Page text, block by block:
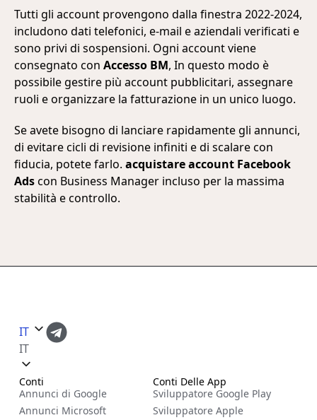
Tutti gli account provengono dalla finestra 2022-2024,
includono dati telefonici, e-mail e aziendali verificati e
sono privi di sospensioni. Ogni account viene
consegnato con Accesso BM, In questo modo è
possibile gestire più account pubblicitari, assegnare
ruoli e organizzare la fatturazione in un unico luogo.
Se avete bisogno di lanciare rapidamente gli annunci,
di evitare cicli di revisione infiniti e di scalare con
fiducia, potete farlo. acquistare account Facebook
Adscon Business Manager incluso per la massima
stabilità e controllo.
IT
IT
Conti
Annunci di Google
Annunci Microsoft
Conti Delle App
Sviluppatore Google Play
Sviluppatore Apple